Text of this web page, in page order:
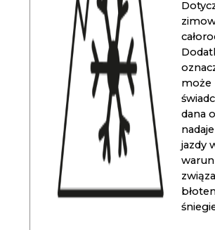
może
dana
jazdy